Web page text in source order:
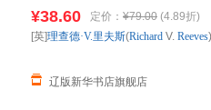
¥38.60 定价： ¥79.00 (4.89折)
辽版新华书店旗舰店
[英]理查德·V.里夫斯(Richard V. Reeves